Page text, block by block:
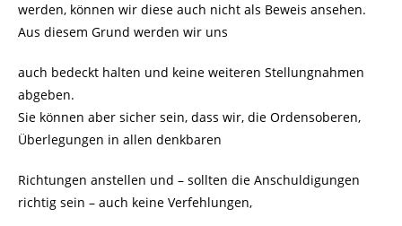
werden, können wir diese auch nicht als Beweis ansehen.
Aus diesem Grund werden wir uns
auch bedeckt halten und keine weiteren Stellungnahmen
abgeben.
Sie können aber sicher sein, dass wir, die Ordensoberen,
Überlegungen in allen denkbaren
Richtungen anstellen und – sollten die Anschuldigungen
richtig sein – auch keine Verfehlungen,